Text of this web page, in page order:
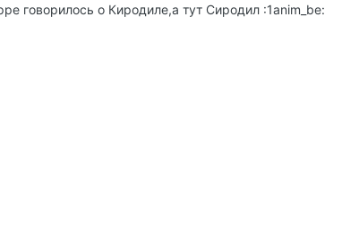
говорилось о Киродиле,а тут Сиродил :1anim_be: